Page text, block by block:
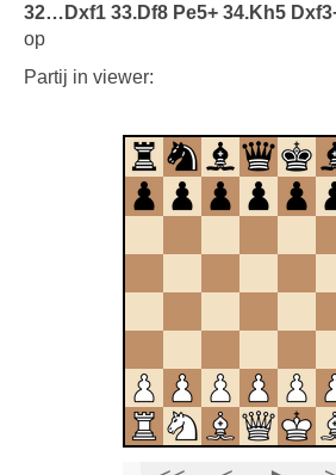
32…Dxf1 33.Df8 Pe5+ 34.Kh5
op
Partij in viewer: